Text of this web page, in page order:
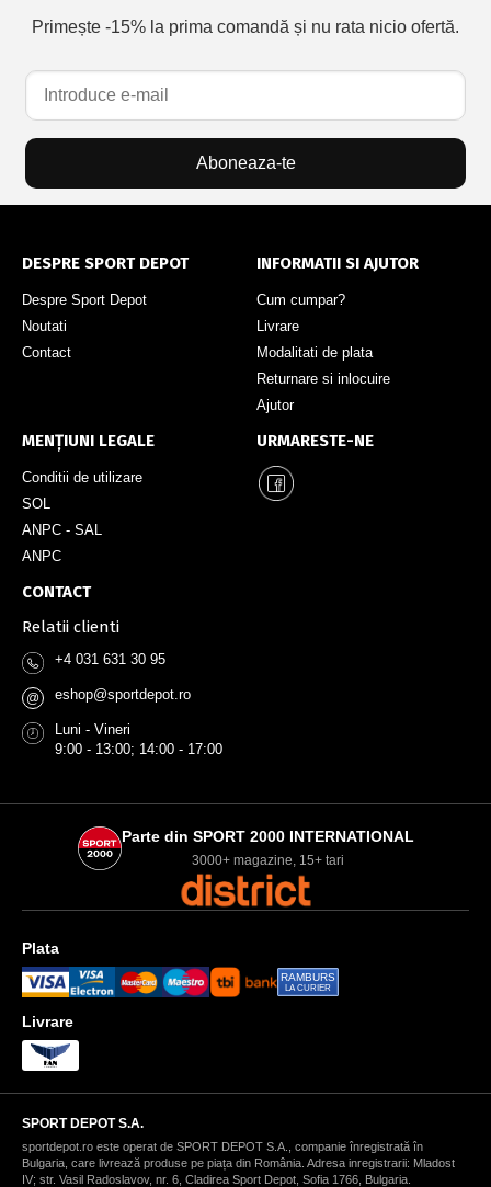
Primește -15% la prima comandă și nu rata nicio ofertă.
Aboneaza-te
DESPRE SPORT DEPOT
Despre Sport Depot
Noutati
Contact
INFORMATII SI AJUTOR
Cum cumpar?
Livrare
Modalitati de plata
Returnare si inlocuire
Ajutor
MENȚIUNI LEGALE
Conditii de utilizare
SOL
ANPC - SAL
ANPC
URMARESTE-NE
CONTACT
Relatii clienti
+4 031 631 30 95
@ eshop@sportdepot.ro
Luni - Vineri
9:00 - 13:00; 14:00 - 17:00
Parte din SPORT 2000 INTERNATIONAL
3000+ magazine, 15+ tari
Plata
RAMBURS
LA CURIER
Livrare
SPORT DEPOT S.A.
sportdepot.ro este operat de SPORT DEPOT S.A., companie înregistrată în
Bulgaria, care livrează produse pe piața din România. Adresa inregistrarii: Mladost
IV; str. Vasil Radoslavov, nr. 6, Cladirea Sport Depot, Sofia 1766, Bulgaria.